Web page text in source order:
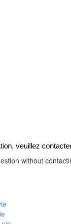
veuillez
without